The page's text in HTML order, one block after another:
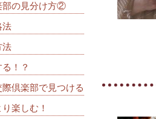
部の見分け方②
法
法
！？
倶楽部で見つける
楽しむ！